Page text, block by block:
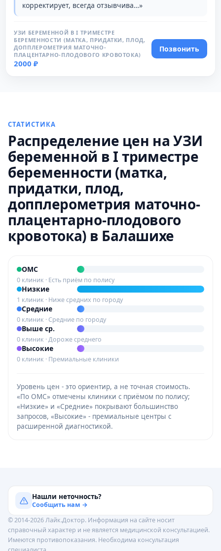
корректирует, всегда отзывчива…»
УЗИ БЕРЕМЕННОЙ В I ТРИМЕСТРЕ
БЕРЕМЕННОСТИ (МАТКА, ПРИДАТКИ, ПЛОД,
ДОППЛЕРОМЕТРИЯ МАТОЧНО-
ПЛАЦЕНТАРНО-ПЛОДОВОГО КРОВОТОКА)
2000 ₽
Позвонить
СТАТИСТИКА
Распределение цен на УЗИ
беременной в I триместре
беременности (матка,
придатки, плод,
допплерометрия маточно-
плацентарно-плодового
кровотока) в Балашихе
ОМС
0 клиник · Есть приём по полису
Низкие
1 клиник · Ниже средних по городу
Средние
0 клиник · Средние по городу
Выше ср.
0 клиник · Дороже среднего
Высокие
0 клиник · Премиальные клиники
Уровень цен - это ориентир, а не точная стоимость.
«По ОМС» отмечены клиники с приёмом по полису;
«Низкие» и «Средние» покрывают большинство
запросов, «Высокие» - премиальные центры с
расширенной диагностикой.
Нашли неточность?
Сообщить нам →
© 2014-2026 Лайк.Доктор. Информация на сайте носит
справочный характер и не является медицинской консультацией.
Имеются противопоказания. Необходима консультация